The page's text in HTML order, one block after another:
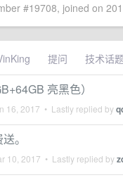
#19708, joined on
提问 技术话
亮黑色）
16, 2017 • Lastly replied by
。
10, 2017 • Lastly replied by